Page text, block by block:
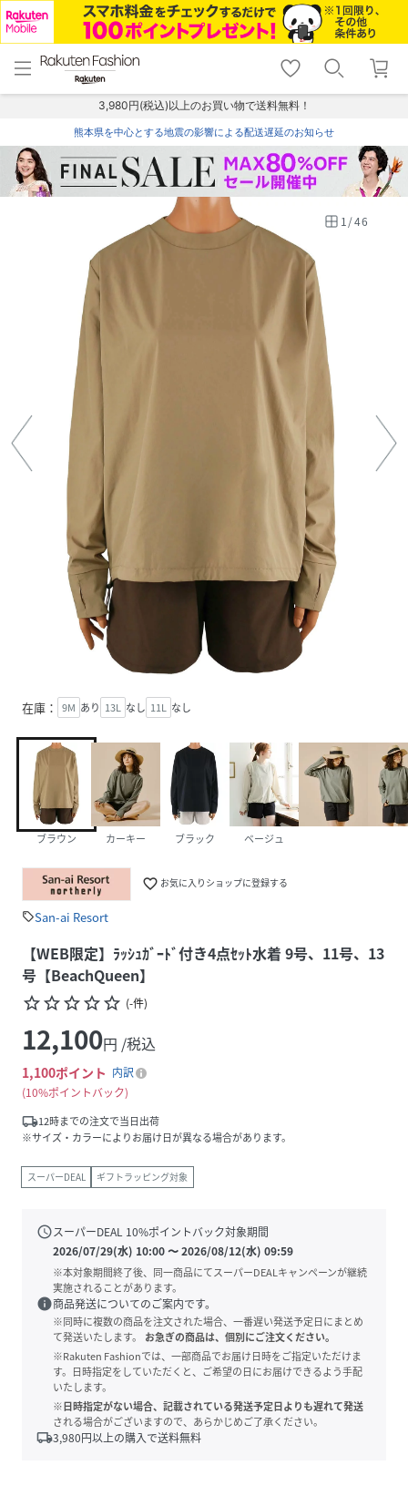
menu home
トップ
shopping_cart lock_outline
ログイン
3,980円(税込)以上のお買い物で送料無料！
熊本県を中心とする地震の影響による配送遅延のお知らせ
1/46
在庫： 9M あり 13L なし 11L なし
ブラウン カーキー ブラック ベージュ
favorite_border お気に入りショップに登録する
sellSan-ai Resort
【WEB限定】ﾗｯｼｭｶﾞｰﾄﾞ付き4点ｾｯﾄ水着 9号、11号、13
号【BeachQueen】
star_borderstar_borderstar_borderstar_borderstar_border (-件)
12,100円 /税込
1,100ポイント 内訳
10%ポイントバック
local_shipping12時までの注文で当日出荷
※サイズ・カラーによりお届け日が異なる場合があります。
スーパーDEAL ギフトラッピング対象
scheduleスーパーDEAL 10%ポイントバック対象期間
2026/07/29(水) 10:00〜2026/08/12(水) 09:59
※本対象期間終了後、同一商品にてスーパーDEALキャンペーンが継続
実施されることがあります。
info商品発送についてのご案内です。
※同時に複数の商品を注文された場合、一番遅い発送予定日にまとめ
て発送いたします。
お急ぎの商品は、個別にご注文ください。
※Rakuten Fashionでは、一部商品でお届け日時をご指定いただけま
す。日時指定をしていただくと、ご希望の日にお届けできるよう手配
いたします。
※日時指定がない場合、記載されている発送予定日よりも遅れて発送
される場合がございますので、あらかじめご了承ください。
local_shipping3,980円以上の購入で送料無料